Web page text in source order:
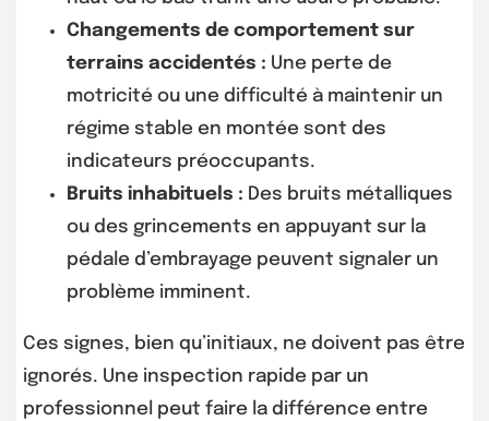
Changements de comportement sur
terrains accidentés : Une perte de
motricité ou une difficulté à maintenir un
régime stable en montée sont des
indicateurs préoccupants.
Bruits inhabituels : Des bruits métalliques
ou des grincements en appuyant sur la
pédale d’embrayage peuvent signaler un
problème imminent.
Ces signes, bien qu’initiaux, ne doivent pas être
ignorés. Une inspection rapide par un
professionnel peut faire la différence entre